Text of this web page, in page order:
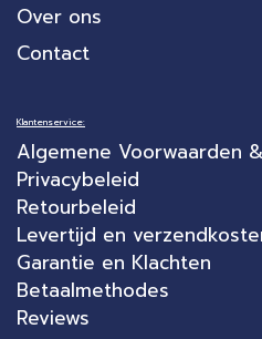
Over ons
Contact
Klantenservice:
Algemene Voorwaarden &
Privacybeleid
Retourbeleid
Levertijd en
Garantie en Klachten
Betaalmethodes
Reviews